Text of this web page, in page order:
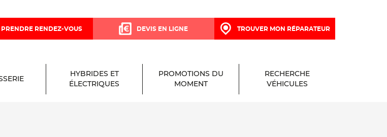
PRENDRE RENDEZ-VOUS DEVIS EN LIGNE TROUVER MON RÉPARATEUR
HYBRIDES ET
ÉLECTRIQUES
PROMOTIONS DU
MOMENT
RECHERCHE
VÉHICULES